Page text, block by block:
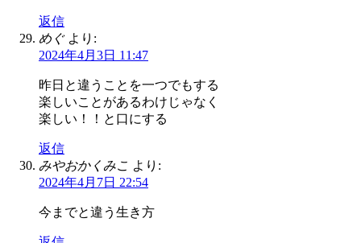
返信
めぐ より:
2024年4月3日 11:47
昨日と違うことを一つでもする
楽しいことがあるわけじゃなく
楽しい！！と口にする
返信
みやおかくみこ より:
2024年4月7日 22:54
今までと違う生き方